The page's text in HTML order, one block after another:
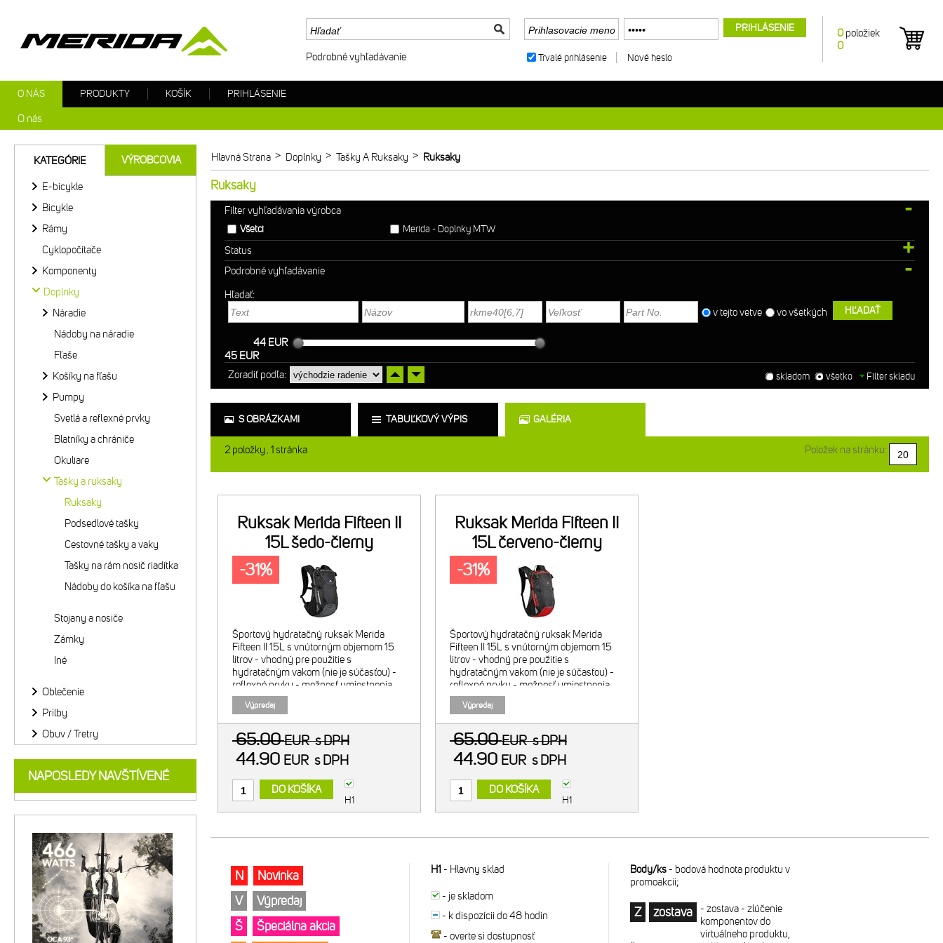
Hlavná Strana > Doplnky > Tašky A Ruksaky > Ruksaky
Ruksaky
Filter vyhľadávania výrobca
Všetci Merida - Doplnky MTW
Status
Podrobné vyhľadávanie
Hľadať:
v tejto vetve
vo všetkých HĽADAŤ
44 EUR
45 EUR
Zoradiť podľa:
Filter skladu
skladom všetko
S OBRÁZKAMI TABUĽKOVÝ VÝPIS GALÉRIA
Položek na stránku:
2 položky 1stránka
Ruksak Merida Fifteen II
15L šedo-čierny
Športový hydratačný ruksak Merida
Fifteen II 15L s vnútorným objemom 15
litrov - vhodný pre použitie s
hydratačným vakom (nie je súčasťou) -
reflexné prvky - možnosť umiestnenia
zadného svetla - samostatné vrecko pre
príručné náradie - popruh okol
Výpredaj
-31%
65.00EURs DPH
44.90 EUR s DPH
DO KOŠÍKA
H1
Ruksak Merida Fifteen II
15L červeno-čierny
Športový hydratačný ruksak Merida
Fifteen II 15L s vnútorným objemom 15
litrov - vhodný pre použitie s
hydratačným vakom (nie je súčasťou) -
reflexné prvky - možnosť umiestnenia
zadného svetla - samostatné vrecko pre
príručné náradie - popruh okol
Výpredaj
-31%
65.00EURs DPH
44.90 EUR s DPH
DO KOŠÍKA
H1
N
Novinka
V
Výpredaj
Š
Špeciálna akcia
H1 - Hlavny sklad
- je skladom
- k dispozícii do 48 hodin
- overte si dostupnosť
Body/ks - bodová hodnota produktu v
promoakcii;
Z zostava -zostava - zlúčenie
komponentov do
virtuálneho produktu,
KATEGÓRIE VÝROBCOVIA
E-bicykle
Bicykle
Rámy
Cyklopočítače
Komponenty
Doplnky
Náradie
Nádoby na náradie
Fľaše
Košíky na fľašu
Pumpy
Svetlá a reflexné prvky
Blatníky a chrániče
Okuliare
Tašky a ruksaky
Ruksaky
Podsedlové tašky
Cestovné tašky a vaky
Tašky na rám nosič riadítka
Nádoby do košíka na fľašu
Stojany a nosiče
Zámky
Iné
Oblečenie
Prilby
Obuv / Tretry
NAPOSLEDY NAVŠTÍVENÉ
Podrobné vyhľadávanie
O NÁS
O nás
PRODUKTY KOŠÍK PRIHLÁSENIE
0 položiek
0
PRIHLÁSENIE
Trvalé prihlásenie Nové heslo